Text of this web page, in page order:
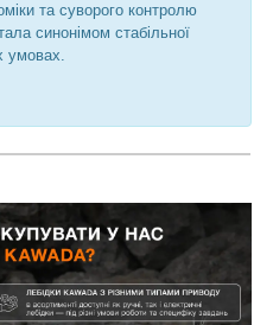
та суворого контролю
синонімом стабільної
умовах.